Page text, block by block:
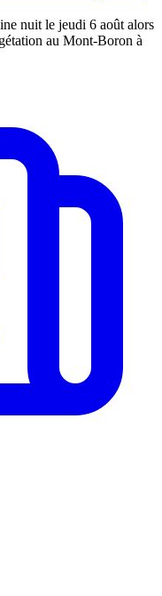
nuit le jeudi 6 août alors
au Mont-Boron à